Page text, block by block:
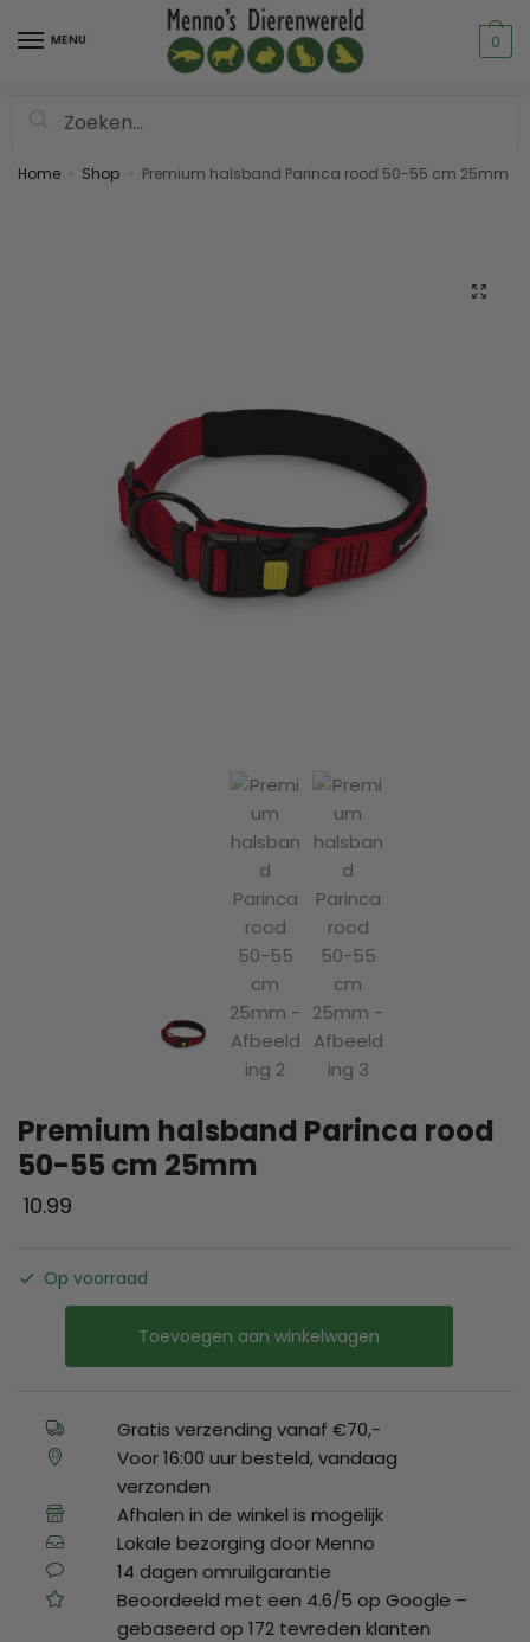
MENU 0
Home Shop Premium halsband Parinca rood 50-55 cm 25mm
Premium halsband Parinca rood
50-55 cm 25mm
10.99
Op voorraad
Toevoegen aan winkelwagen
Gratis verzending vanaf €70,-
Voor 16:00 uur besteld, vandaag
verzonden
Afhalen in de winkel is mogelijk
Lokale bezorging door Menno
14 dagen omruilgarantie
Beoordeeld met een 4.6/5 op Google –
gebaseerd op 172 tevreden klanten